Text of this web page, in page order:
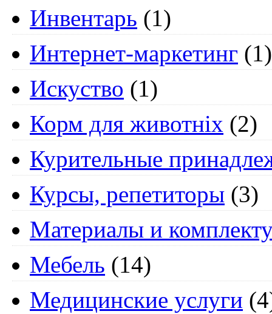
Инвентарь (1)
Интернет-маркетинг (1)
Искуство (1)
Корм для животніх (2)
Курительные
Курсы, репетиторы (3)
Материалы и
Мебель (14)
Медицинские услуги